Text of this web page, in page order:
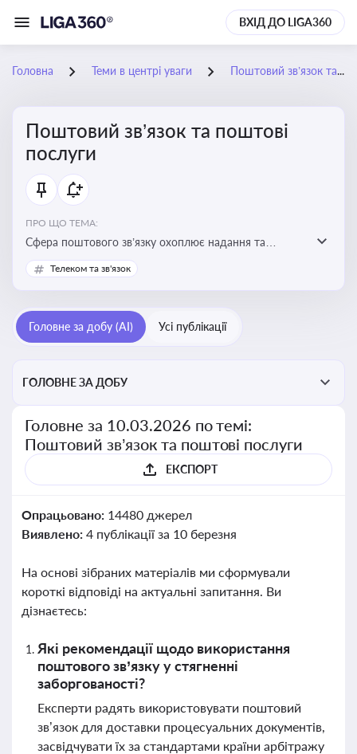
ВХІД ДО LIGA360
Головна Теми в центрі уваги Поштовий зв’язок та поштові послуги
Поштовий зв’язок та поштові
послуги
ПРО ЩО ТЕМА:
Сфера поштового зв’язку охоплює надання та
контроль послуг поштового обслуговування, що
регулюється спеціальним законодавством. Для
ліцензійних умов, участі в державних реєстрах і
забезпечення прав споживачів.
Телеком та зв'язок
Головне за добу (AI) Усі публікації
ГОЛОВНЕ ЗА ДОБУ
Головне за 10.03.2026 по темі:
Поштовий зв’язок та поштові послуги
ЕКСПОРТ
Опрацьовано: 14480 джерел
Виявлено: 4 публікації за 10 березня
На основі зібраних матеріалів ми сформували
короткі відповіді на актуальні запитання. Ви
дізнаєтесь:
Які рекомендації щодо використання
поштового зв’язку у стягненні
заборгованості?
Експерти радять використовувати поштовий
зв’язок для доставки процесуальних документів,
засвідчувати їх за стандартами країни арбітражу